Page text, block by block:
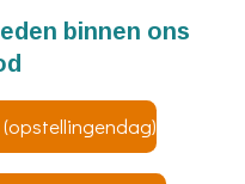
binnen ons